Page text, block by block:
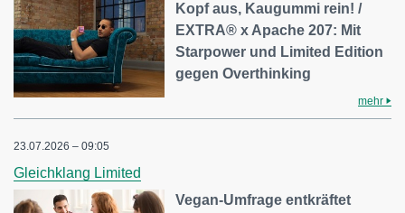
Kopf aus, Kaugummi rein! /
EXTRA® x Apache 207: Mit
Starpower und Limited Edition
gegen Overthinking
mehr
23.07.2026 – 09:05
Gleichklang Limited
Vegan-Umfrage entkräftet